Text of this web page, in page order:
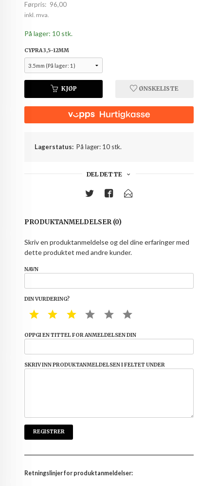
Førpris: 96,00
Rabatt
inkl. mva.
På lager: 10 stk.
CYPRA 3,5-12MM
KJØP ØNSKELISTE
Lagerstatus: På lager: 10 stk.
DEL DETTE
PRODUKTANMELDELSER (0)
Skriv en produktanmeldelse og del dine erfaringer med
dette produktet med andre kunder.
NAVN
DIN VURDERING?
1 STAR2 STAR3 STAR4 STAR5 STAR
OPPGI EN TITTEL FOR ANMELDELSEN DIN
SKRIV INN PRODUKTANMELDELSEN I FELTET UNDER
Retningslinjer for produktanmeldelser: